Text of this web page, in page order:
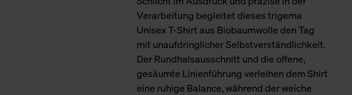
Verarbeitung begleitet dieses trigema
Unisex T-Shirt aus Biobaumwolle den Tag
mit unaufdringlicher Selbstverständlichkeit.
Der Rundhalsausschnitt und die offene,
gesäumte Linienführung verleihen dem Shirt
eine ruhige Balance, während der weiche